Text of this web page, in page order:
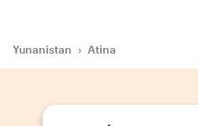
Yunanistan › Atina